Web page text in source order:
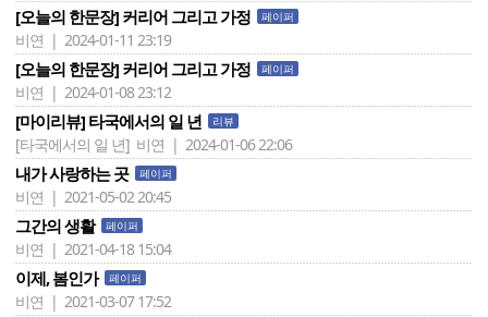
[오늘의 한문장] 커리어 그리고 가정 페이퍼
비연 | 2024-01-11 23:19
[오늘의 한문장] 커리어 그리고 가정 페이퍼
비연 | 2024-01-08 23:12
[마이리뷰] 타국에서의 일 년 리뷰
[타국에서의 일 년] 비연 | 2024-01-06 22:06
내가 사랑하는 곳 페이퍼
비연 | 2021-05-02 20:45
그간의 생활 페이퍼
비연 | 2021-04-18 15:04
이제, 봄인가 페이퍼
비연 | 2021-03-07 17:52